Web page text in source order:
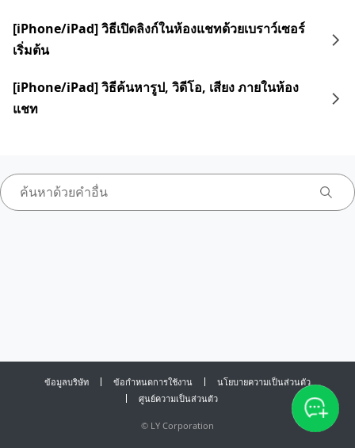
[iPhone/iPad] วิธีเปิดลิงก์ในห้องแชทด้วยเบราว์เซอร์
เริ่มต้น
[iPhone/iPad] วิธีค้นหารูป, วิดีโอ, เสียง ภายในห้อง
แชท
ข้อมูลบริษัท ข้อกำหนดการใช้งาน
นโยบายความเป็นส่วนตัว
ศูนย์ความเป็นส่วนตัว
© LY Corporation